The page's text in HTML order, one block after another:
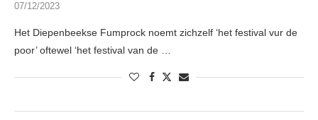
07/12/2023
Het Diepenbeekse Fumprock noemt zichzelf ‘het festival vur de
poor’ oftewel ‘het festival van de …